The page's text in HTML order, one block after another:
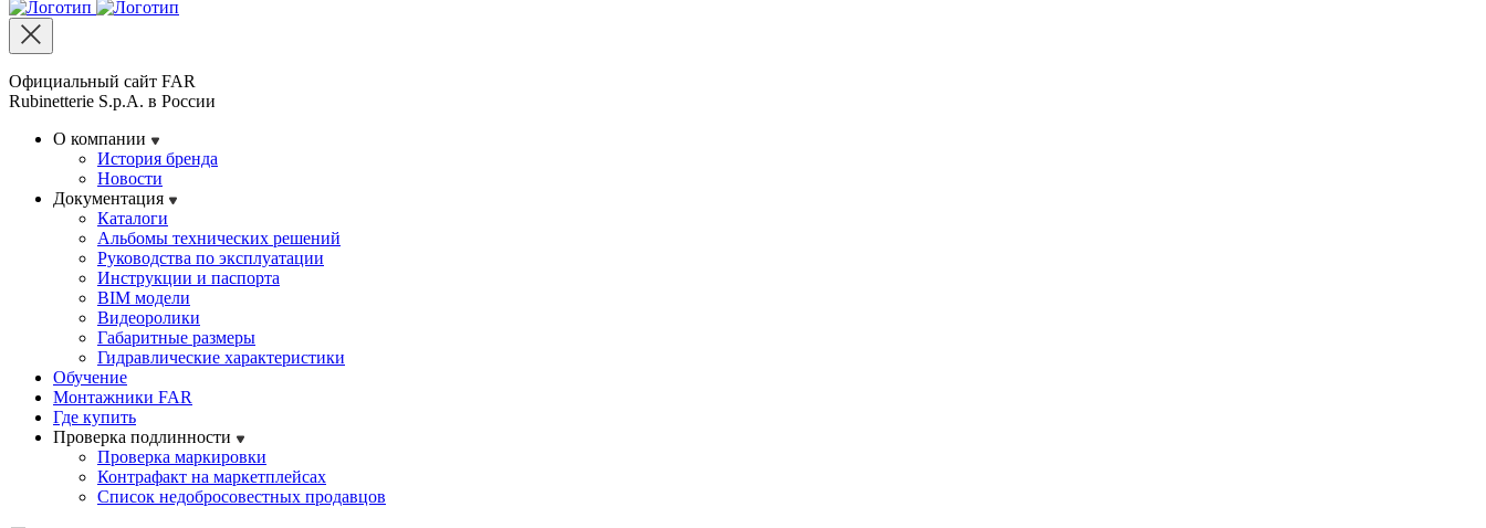
Официальный сайт FAR
Rubinetterie S.p.A. в России
О компании
История бренда
Новости
Документация
Каталоги
Альбомы технических решений
Руководства по эксплуатации
Инструкции и паспорта
BIM модели
Видеоролики
Габаритные размеры
Гидравлические характеристики
Обучение
Монтажники FAR
Где купить
Проверка подлинности
Проверка маркировки
Контрафакт на маркетплейсах
Cписок недобросовестных продавцов